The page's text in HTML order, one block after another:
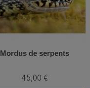
Mordus de serpents
45,00 €